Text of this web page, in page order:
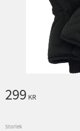
299 KR
Storlek